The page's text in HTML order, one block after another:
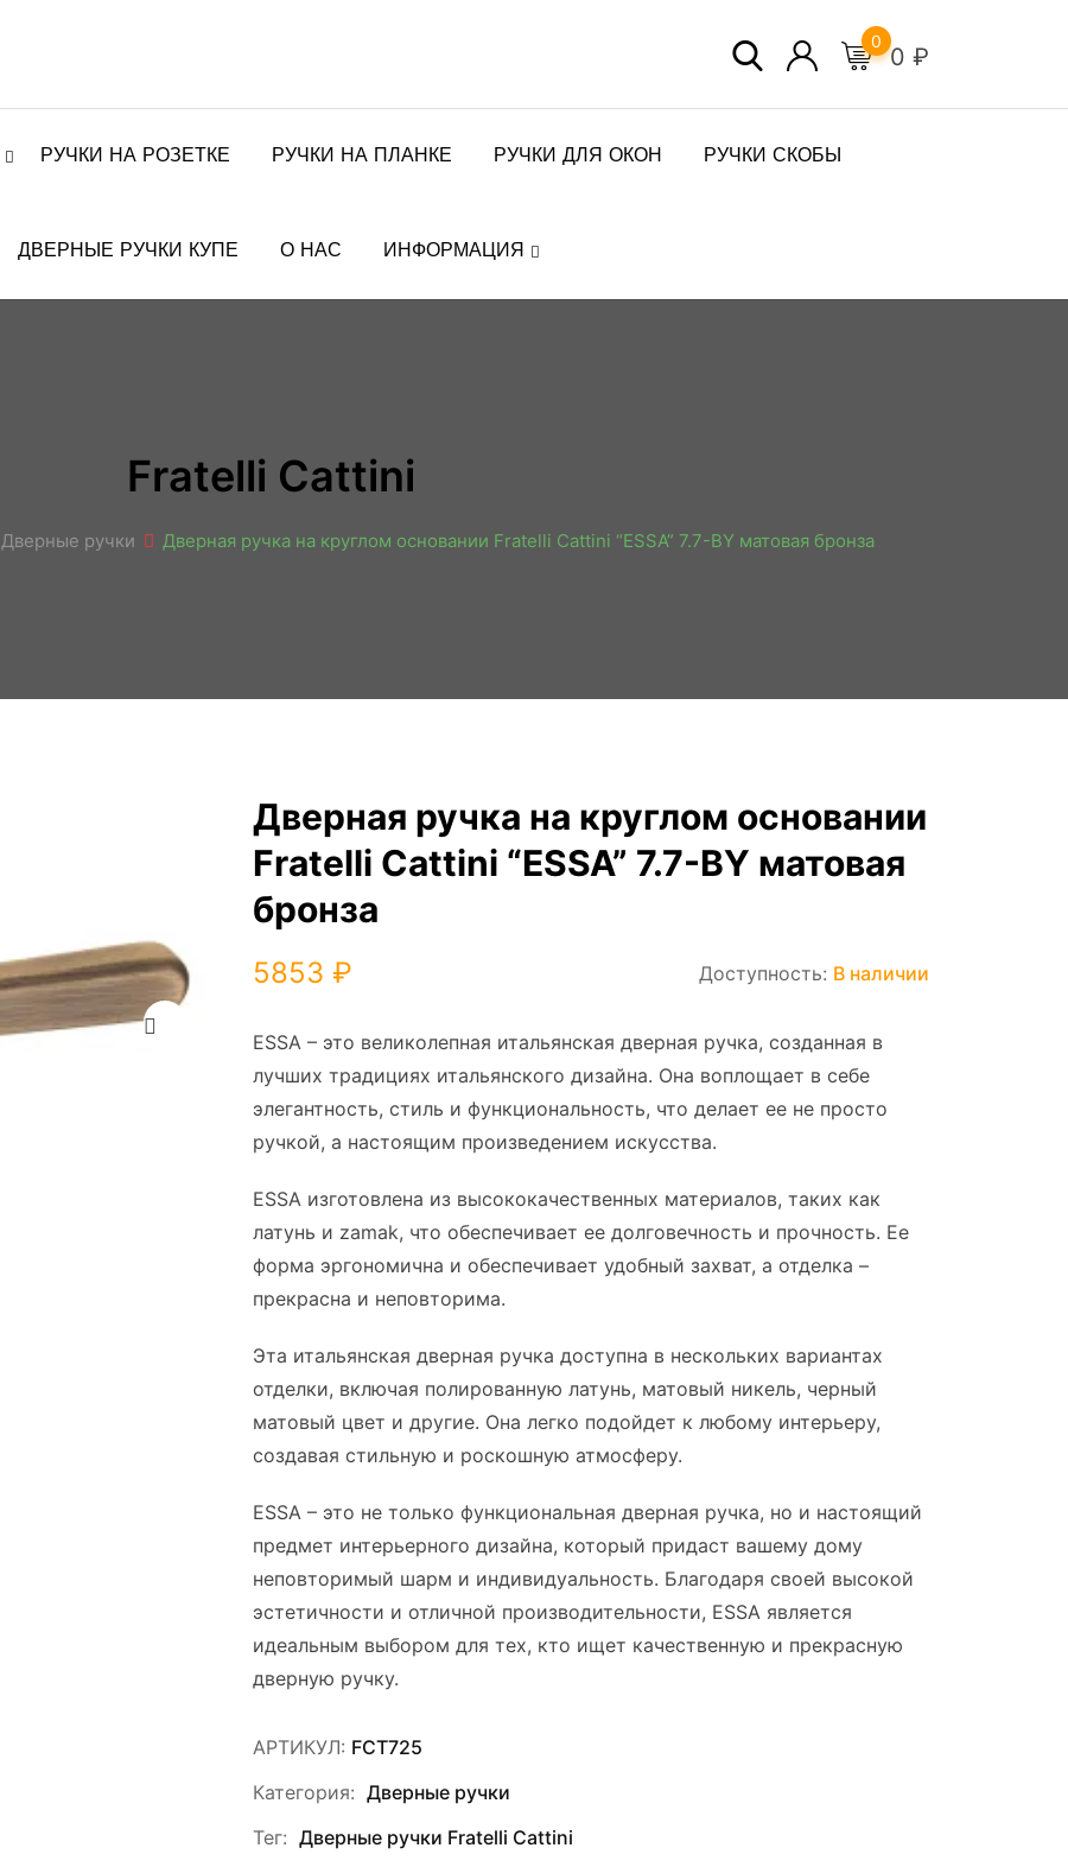
0 ₽
0
РУЧКИ НА РОЗЕТКЕ РУЧКИ НА ПЛАНКЕ РУЧКИ ДЛЯ ОКОН РУЧКИ СКОБЫ
ДВЕРНЫЕ РУЧКИ КУПЕ О НАС ИНФОРМАЦИЯ
Fratelli Cattini
Дверные ручки Дверная ручка на круглом основании Fratelli Cattini “ESSA” 7.7-BY матовая бронза
Zoom
Дверная ручка на круглом основании
Fratelli Cattini “ESSA” 7.7-BY матовая
бронза
5853 ₽ Доступность: В наличии
ESSA – это великолепная итальянская дверная ручка, созданная в
лучших традициях итальянского дизайна. Она воплощает в себе
элегантность, стиль и функциональность, что делает ее не просто
ручкой, а настоящим произведением искусства.
ESSA изготовлена из высококачественных материалов, таких как
латунь и zamak, что обеспечивает ее долговечность и прочность. Ее
форма эргономична и обеспечивает удобный захват, а отделка –
прекрасна и неповторима.
Эта итальянская дверная ручка доступна в нескольких вариантах
отделки, включая полированную латунь, матовый никель, черный
матовый цвет и другие. Она легко подойдет к любому интерьеру,
создавая стильную и роскошную атмосферу.
ESSA – это не только функциональная дверная ручка, но и настоящий
предмет интерьерного дизайна, который придаст вашему дому
неповторимый шарм и индивидуальность. Благодаря своей высокой
эстетичности и отличной производительности, ESSA является
идеальным выбором для тех, кто ищет качественную и прекрасную
дверную ручку.
АРТИКУЛ: FCT725
Категория: Дверные ручки
Тег: Дверные ручки Fratelli Cattini